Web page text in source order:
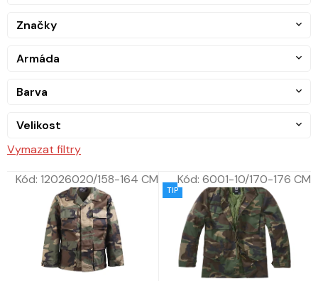
Značky
Armáda
Barva
Velikost
Vymazat filtry
Kód: 12026020/158-164 CM
TIP
Kód: 6001-10/170-176 CM